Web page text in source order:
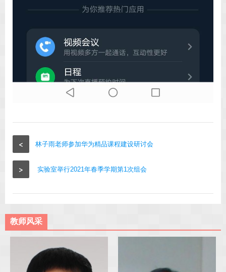
< 林子雨老师参加华为精品课程建设研讨会
> 实验室举行2021年春季学期第1次组会
教师风采